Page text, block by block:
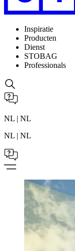
Inspiratie
Producten
Dienst
STOBAG
Professionals
NL | NL
NL | NL